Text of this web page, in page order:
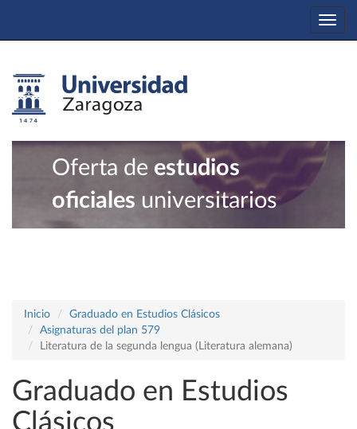
Oferta de estudios
oficiales universitarios
Inicio
Graduado en Estudios Clásicos
Asignaturas del plan 579
Literatura de la segunda lengua (Literatura alemana)
Graduado en Estudios
Clásicos